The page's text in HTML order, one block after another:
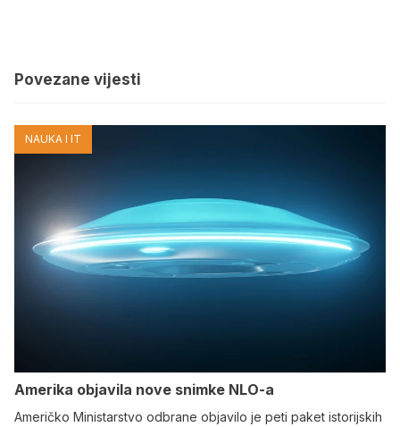
Povezane vijesti
NAUKA I IT
Amerika objavila nove snimke NLO-a
Američko Ministarstvo odbrane objavilo je peti paket istorijskih